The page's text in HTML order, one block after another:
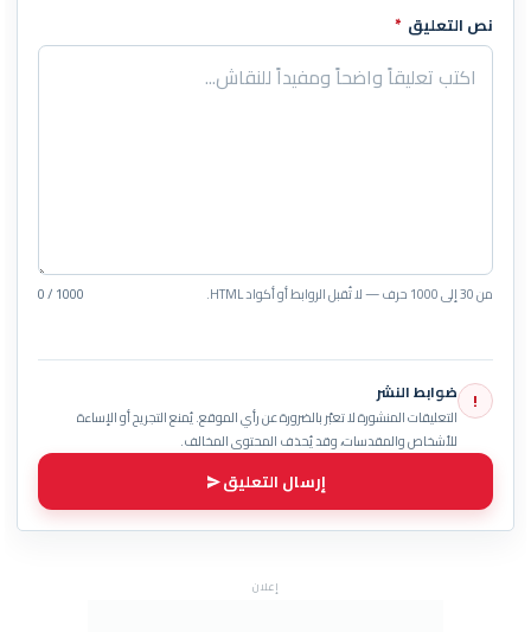
نص التعليق *
من 30 إلى 1000 حرف — لا تُقبل الروابط أو أكواد HTML. 0 / 1000
! ضوابط النشر
التعليقات المنشورة لا تعبّر بالضرورة عن رأي الموقع. يُمنع التجريح أو الإساءة
للأشخاص والمقدسات، وقد يُحذف المحتوى المخالف.
إرسال التعليق
إعلان